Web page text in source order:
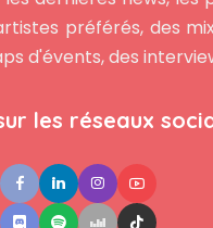
préférés, des
d'évents, des
les réseaux